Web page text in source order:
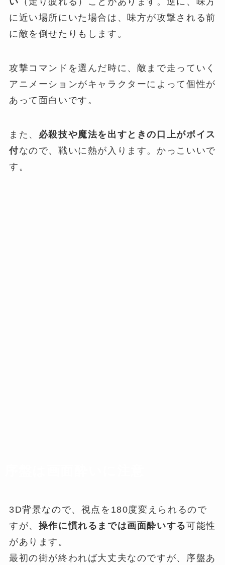
に近い場所にいた場合は、味方が攻撃される前
に敵を倒せたりもします。
攻撃コマンドを選んだ時に、敵まで走っていく
アニメーションがキャラクターによって個性が
あって面白いです。
また、 必殺技や魔法を出すときの口上がボイス
付なので、戦いに熱が入ります。かっこいいで
す。
3D背景なので、視点を180度変えられるので
すが、 操作に慣れるまでは画面酔いする可能性
があります。
最初の街が終われば大丈夫なのですが、序盤あ